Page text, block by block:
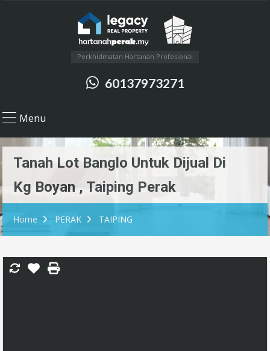
Perkhidmatan Hartanah Profesional
60137973271
Menu
Tanah Lot Banglo Untuk Dijual Di
Kg Boyan , Taiping Perak
Home PERAK TAIPING